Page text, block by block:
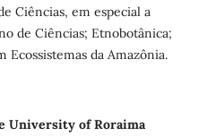
Ciências, em especial a
de Ciências; Etnobotânica;
Ecossistemas da Amazônia.
University of Roraima